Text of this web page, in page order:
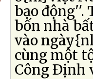
bạo động''.
bốn nhà
vào
cùng một
Công Ðịnh